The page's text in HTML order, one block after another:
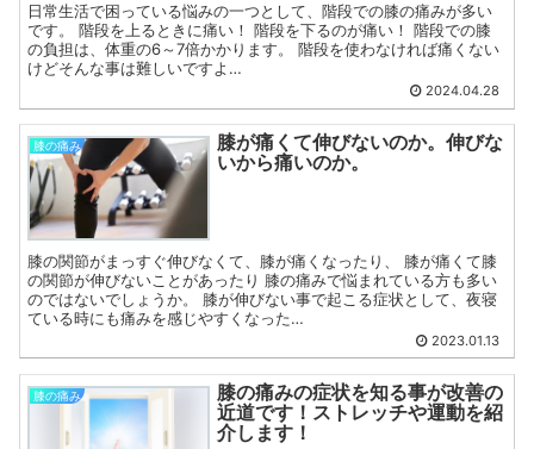
日常生活で困っている悩みの一つとして、階段での膝の痛みが多い
です。 階段を上るときに痛い！ 階段を下るのが痛い！ 階段での膝
の負担は、体重の6～7倍かかります。 階段を使わなければ痛くない
けどそんな事は難しいですよ…
2024.04.28
膝の痛み
膝が痛くて伸びないのか。伸びな
いから痛いのか。
膝の関節がまっすぐ伸びなくて、膝が痛くなったり、 膝が痛くて膝
の関節が伸びないことがあったり 膝の痛みで悩まれている方も多い
のではないでしょうか。 膝が伸びない事で起こる症状として、夜寝
ている時にも痛みを感じやすくなった…
2023.01.13
膝の痛み
膝の痛みの症状を知る事が改善の
近道です！ストレッチや運動を紹
介します！